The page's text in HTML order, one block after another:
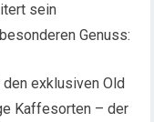
sein
Genuss:
exklusiven Old
Kaffesorten – der